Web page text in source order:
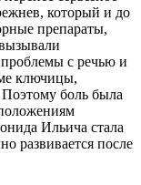
который и до
препараты,
проблемы с речью и
ключицы,
боль была
Ильича стала
развивается после